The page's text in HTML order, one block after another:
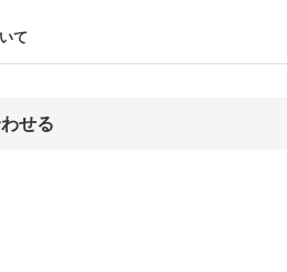
て
せる